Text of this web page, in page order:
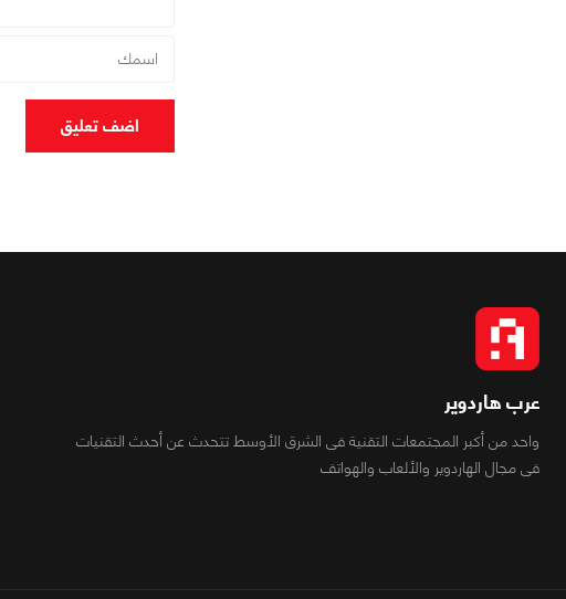
اضف تعليق
عرب هاردوير
واحد من أكبر المجتمعات التقنية فى الشرق الأوسط تتحدث عن أحدث التقنيات
فى مجال الهاردوير والألعاب والهواتف